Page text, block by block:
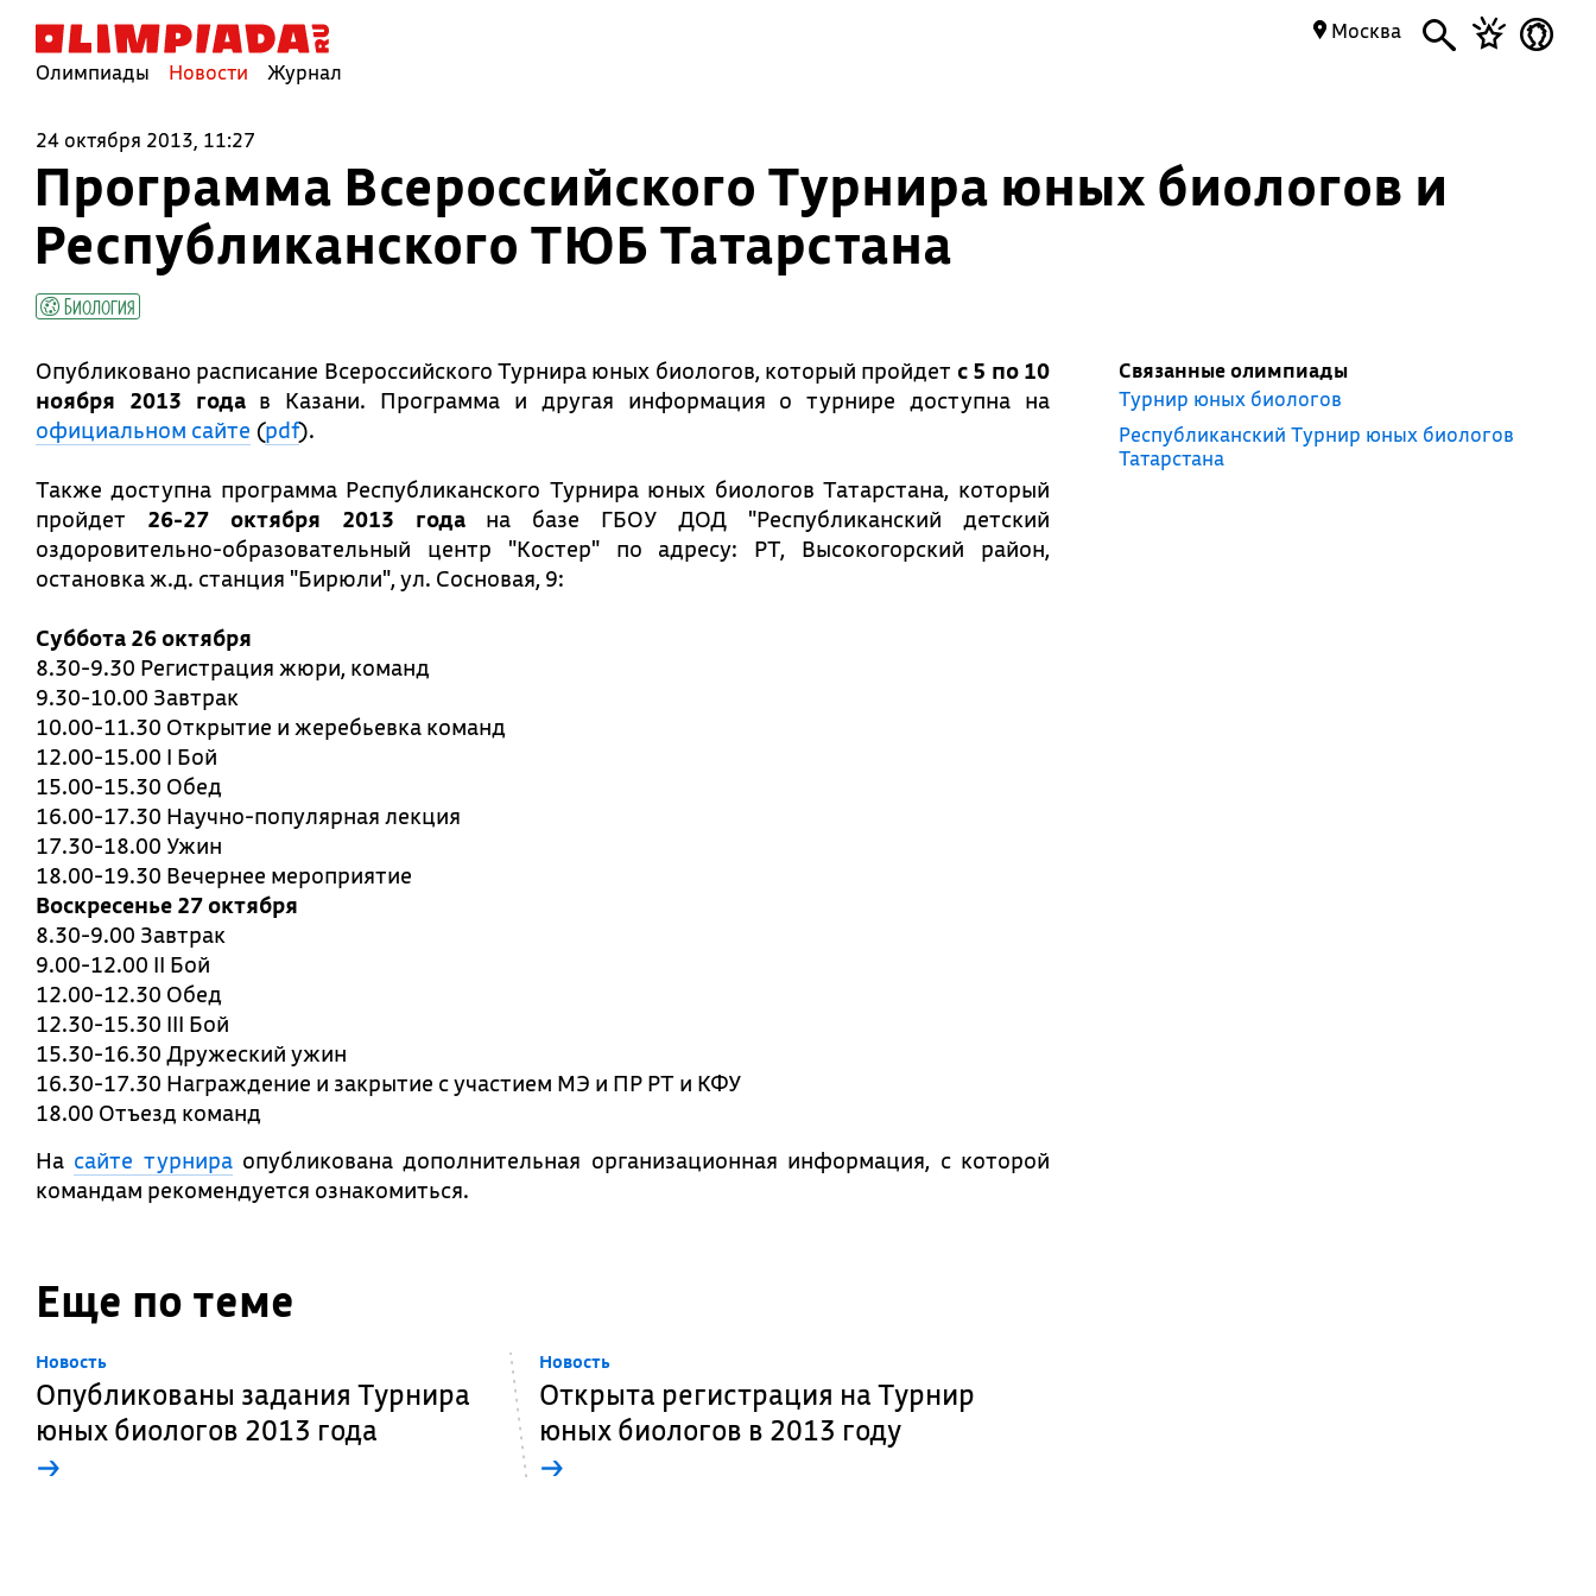
Олимпиады Новости Журнал
Москва
24 октября 2013, 11:27
Программа Всероссийского Турнира юных биологов и
Республиканского ТЮБ Татарстана
Биология
Опубликовано расписание Всероссийского Турнира юных биологов, который пройдет с 5 по 10
ноября 2013 годав Казани. Программа и другая информация о турнире доступна на
официальном сайте (pdf).
Также доступна программа Республиканского Турнира юных биологов Татарстана, который
пройдет 26-27 октября 2013 года на базе ГБОУ ДОД "Республиканский детский
оздоровительно-образовательный центр "Костер" по адресу: РТ, Высокогорский район,
остановка ж.д. станция "Бирюли", ул. Сосновая, 9:
Суббота 26 октября
8.30-9.30 Регистрация жюри, команд
9.30-10.00 Завтрак
10.00-11.30 Открытие и жеребьевка команд
12.00-15.00 I Бой
15.00-15.30 Обед
16.00-17.30 Научно-популярная лекция
17.30-18.00 Ужин
18.00-19.30 Вечернее мероприятие
Воскресенье 27 октября
8.30-9.00 Завтрак
9.00-12.00 II Бой
12.00-12.30 Обед
12.30-15.30 III Бой
15.30-16.30 Дружеский ужин
16.30-17.30 Награждение и закрытие с участием МЭ и ПР РТ и КФУ
18.00 Отъезд команд
На сайте турнираопубликована дополнительная организационная информация, с которой
командам рекомендуется ознакомиться.
Связанные олимпиады
Турнир юных биологов
Республиканский Турнир юных биологов
Татарстана
Еще по теме
Новость
Опубликованы задания Турнира
юных биологов 2013 года
→
Новость
Открыта регистрация на Турнир
юных биологов в 2013 году
→